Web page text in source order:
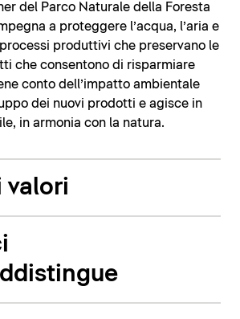
del Parco Naturale della Foresta
a proteggere l’acqua, l’aria e
produttivi che preservano le
che consentono di risparmiare
conto dell’impatto ambientale
dei nuovi prodotti e agisce in
in armonia con la natura.
valori